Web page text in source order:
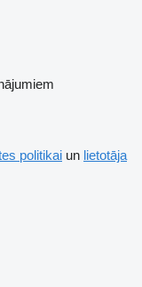
politikai un lietotāja